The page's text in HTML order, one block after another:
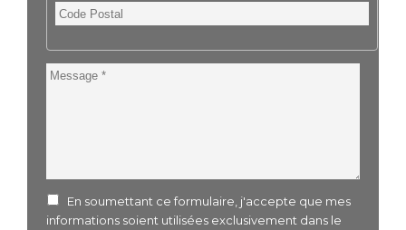
Code
Postal
Message
En soumettant ce formulaire, j'accepte que mes
informations soient utilisées exclusivement dans le